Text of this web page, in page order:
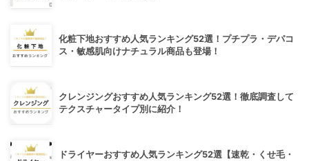
化粧下地おすすめ人気ランキング52選！プチプラ・デパコ
ス・敏感肌向けナチュラル商品も登場！
クレンジングおすすめ人気ランキング52選！徹底調査して
テクスチャータイプ別に紹介！
ドライヤーおすすめ人気ランキング52選【速乾・くせ毛・